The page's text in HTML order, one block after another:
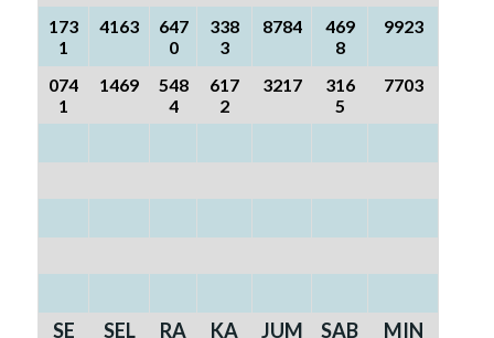
173
1
4163
647
0
338
3
8784
469
8
9923
074
1
1469
548
4
617
2
3217
316
5
7703
SE
SEL
RA
KA
JUM
SAB
MIN